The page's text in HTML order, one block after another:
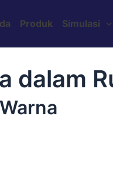
Produk Simulasi
dalam